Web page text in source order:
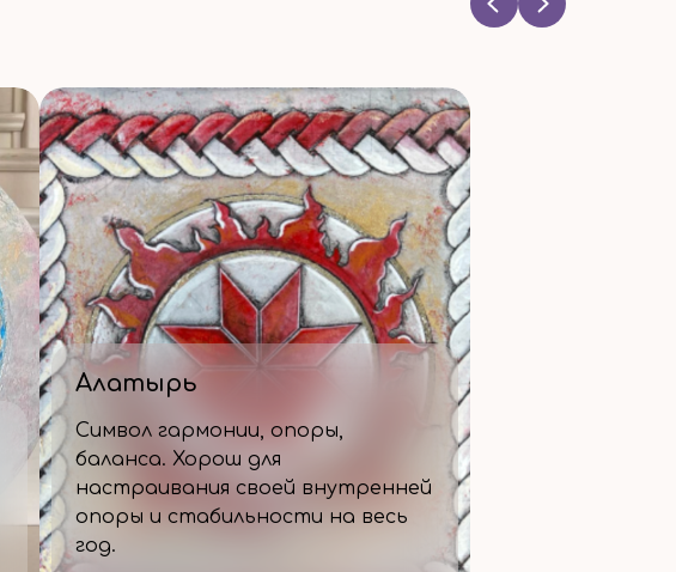
Алатырь
Символ гармонии, опоры,
баланса. Хорош для
настраивания своей внутренней
опоры и стабильности на весь
год.